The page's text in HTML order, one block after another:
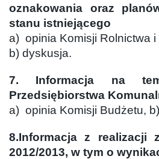
oznakowania oraz
stanu istniejącego
a) opinia Komisji Rolnictwa i
b) dyskusja.
7. Informacja na
Przedsiębiorstwa
a) opinia Komisji Budżetu,
8.Informacja z realizacji
2012/2013, w tym o